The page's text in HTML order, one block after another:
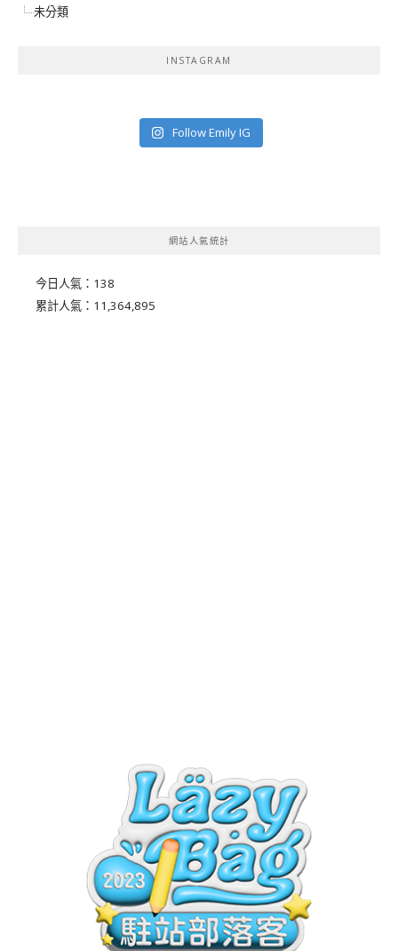
未分類
INSTAGRAM
Follow Emily IG
網站人氣統計
今日人氣： 138
累計人氣： 11,364,895